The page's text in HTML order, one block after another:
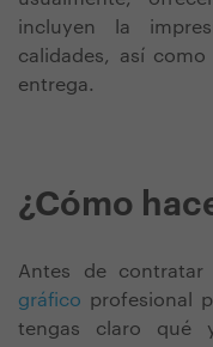
incluyen la
calidades, así
entrega.
¿Cómo
Antes de
gráfico profesional
tengas claro qué